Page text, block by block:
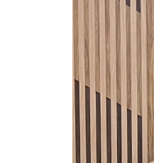
ต่าง
ประเทศ
สร้าง
กลุ่ม
ข่าย
นักการ
ทูต
ของ
มหาวิทยาลัย